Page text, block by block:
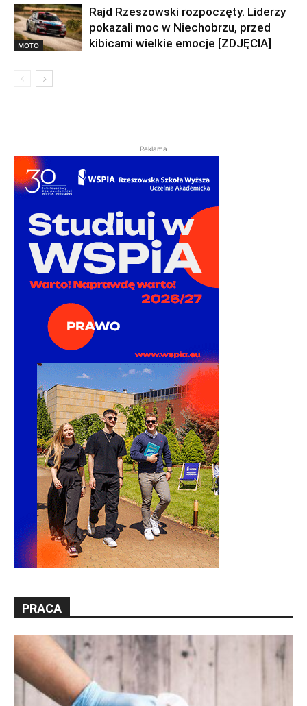
MOTO
Rajd Rzeszowski rozpoczęty. Liderzy
pokazali moc w Niechobrzu, przed
kibicami wielkie emocje [ZDJĘCIA]
Reklama
PRACA